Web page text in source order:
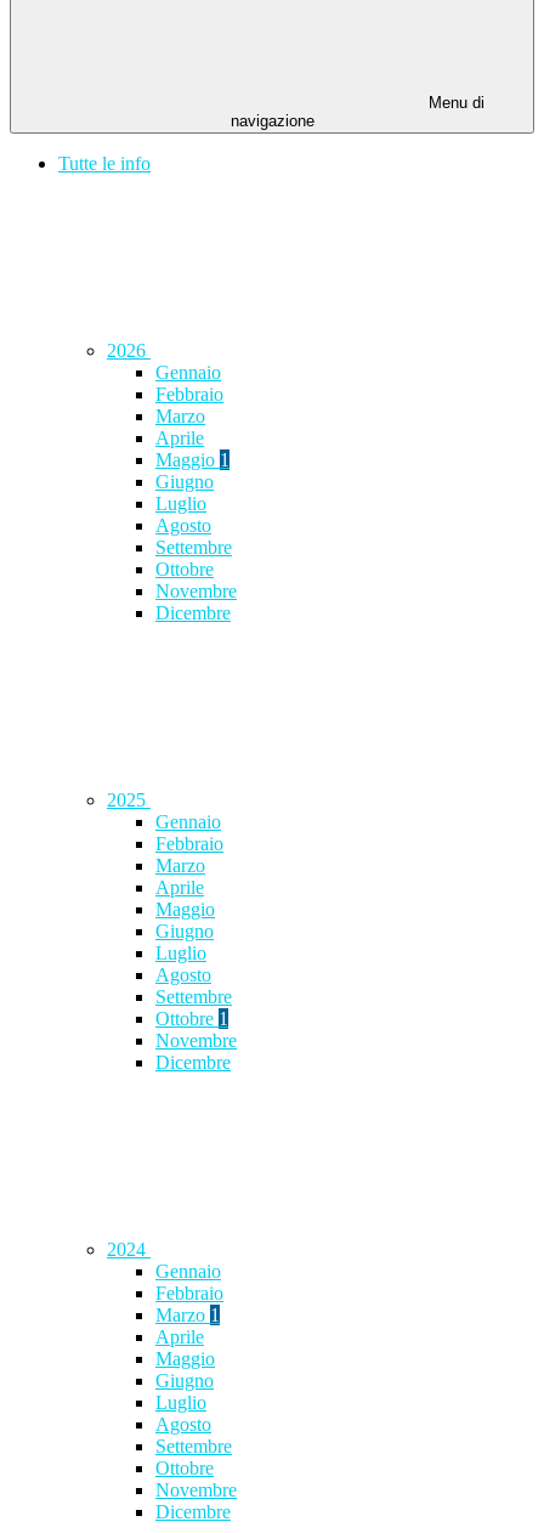
Menu di
navigazione
Tutte le info
2026
Gennaio
Febbraio
Marzo
Aprile
Maggio 1
Giugno
Luglio
Agosto
Settembre
Ottobre
Novembre
Dicembre
2025
Gennaio
Febbraio
Marzo
Aprile
Maggio
Giugno
Luglio
Agosto
Settembre
Ottobre 1
Novembre
Dicembre
2024
Gennaio
Febbraio
Marzo 1
Aprile
Maggio
Giugno
Luglio
Agosto
Settembre
Ottobre
Novembre
Dicembre